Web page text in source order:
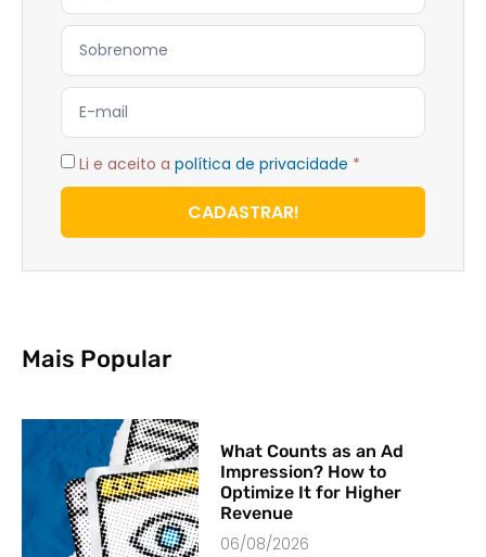
Li e aceito a política de privacidade *
CADASTRAR!
Mais Popular
What Counts as an Ad
Impression? How to
Optimize It for Higher
Revenue
06/08/2026